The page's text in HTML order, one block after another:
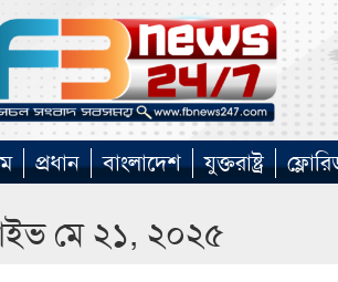
প্রধান বাংলাদেশ যুক্তরাষ্ট্র
মে ২১, ২০২৫